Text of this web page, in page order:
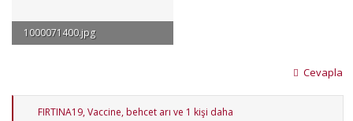
1000071400.jpg
Cevapla
T
FIRTINA19,Vaccine,behcet arı ve 1 kişi daha